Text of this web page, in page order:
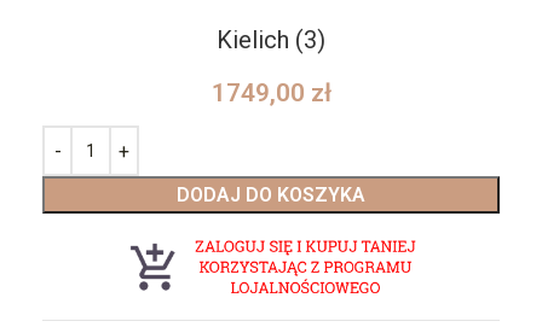
Kielich (3)
1749,00 zł
DODAJ DO KOSZYKA